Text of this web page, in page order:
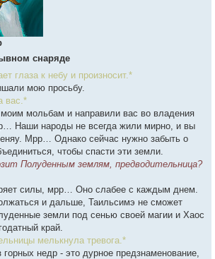
снаряде
глаза к небу и произносит.*
мою просьбу.
вас.*
мольбам и направили вас во владения
Наши народы не всегда жили мирно, и вы
Мрр… Однако сейчас нужно забыть о
чтобы спасти эти земли.
Полуденным землям, предводительница?
силы, мрр… Оно слабее с каждым днем.
и дальше, Таильсимэ не сможет
земли под сенью своей магии и Хаос
край.
мелькнула тревога.*
недр - это дурное предзнаменование,